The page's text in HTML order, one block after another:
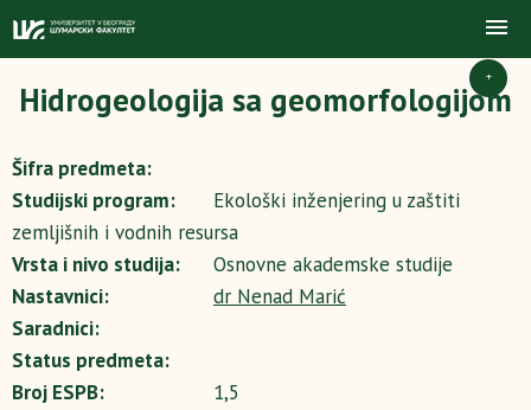
+
Hidrogeologija sa geomorfologijom
Šifra predmeta:
Studijski program:
Ekološki inženjering u zaštiti
zemljišnih i vodnih resursa
Vrsta i nivo studija:
Osnovne akademske studije
Nastavnici:
dr Nenad Marić
Saradnici:
Status predmeta:
Broj ESPB:
1,5